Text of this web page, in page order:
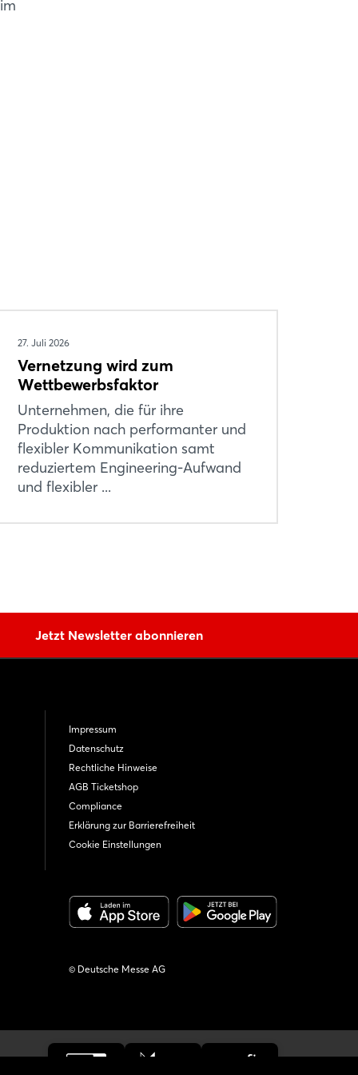
27. Juli 2026
Vernetzung wird zum
Wettbewerbsfaktor
Unternehmen, die für ihre
Produktion nach performanter und
flexibler Kommunikation samt
reduziertem Engineering-Aufwand
und flexibler ...
Jetzt Newsletter abonnieren
Impressum
Datenschutz
Rechtliche Hinweise
AGB Ticketshop
Compliance
Erklärung zur Barrierefreiheit
Cookie Einstellungen
© Deutsche Messe AG